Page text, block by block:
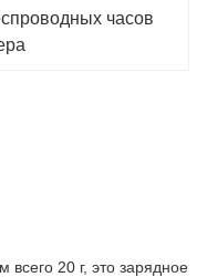
часов
20 г, это зарядное